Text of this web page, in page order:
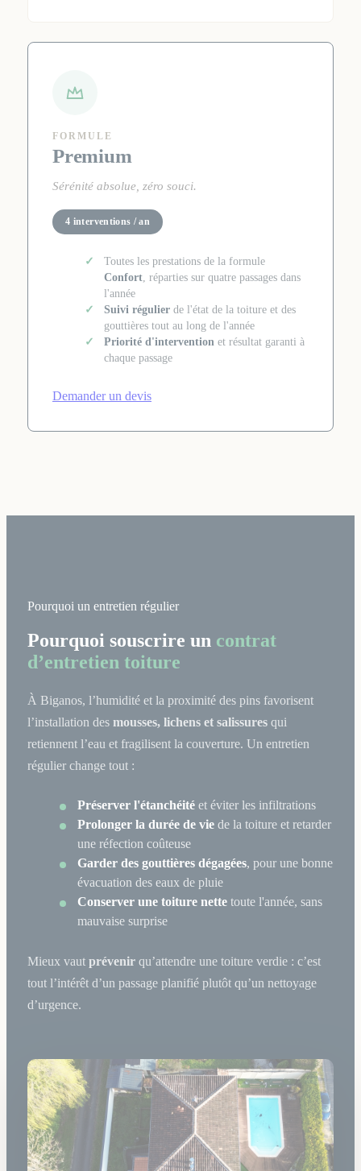
FORMULE
Premium
Sérénité absolue, zéro souci.
4 interventions / an
Toutes les prestations de la formule
Confort, réparties sur quatre passages dans
l'année
Suivi régulier de l'état de la toiture et des
gouttières tout au long de l'année
Priorité d'intervention et résultat garanti à
chaque passage
Demander un devis
Pourquoi un entretien régulier
Pourquoi souscrire un contrat
d’entretien toiture
À Biganos, l’humidité et la proximité des pins favorisent
l’installation des mousses, lichens et salissures qui
retiennent l’eau et fragilisent la couverture. Un entretien
régulier change tout :
Préserver l'étanchéité et éviter les infiltrations
Prolonger la durée de vie de la toiture et retarder
une réfection coûteuse
Garder des gouttières dégagées, pour une bonne
évacuation des eaux de pluie
Conserver une toiture nette toute l'année, sans
mauvaise surprise
Mieux vaut prévenir qu’attendre une toiture verdie : c’est
tout l’intérêt d’un passage planifié plutôt qu’un nettoyage
d’urgence.